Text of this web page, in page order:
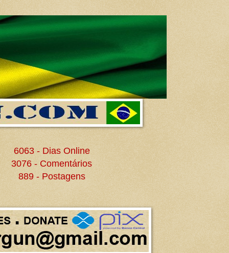
6063 - Dias Online
3076 - Comentários
889 - Postagens